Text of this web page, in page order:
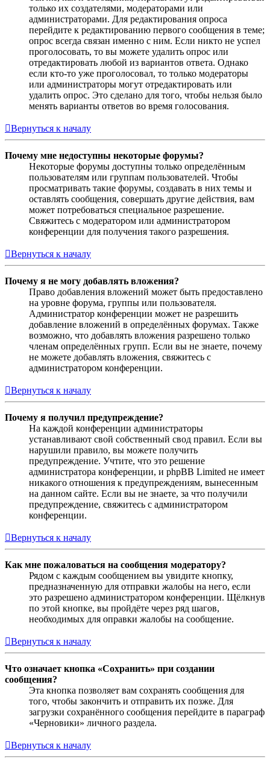
только их создателями, модераторами или
администраторами. Для редактирования опроса
перейдите к редактированию первого сообщения в теме;
опрос всегда связан именно с ним. Если никто не успел
проголосовать, то вы можете удалить опрос или
отредактировать любой из вариантов ответа. Однако
если кто-то уже проголосовал, то только модераторы
или администраторы могут отредактировать или
удалить опрос. Это сделано для того, чтобы нельзя было
менять варианты ответов во время голосования.
Вернуться к началу
Почему мне недоступны некоторые форумы?
Некоторые форумы доступны только определённым
пользователям или группам пользователей. Чтобы
просматривать такие форумы, создавать в них темы и
оставлять сообщения, совершать другие действия, вам
может потребоваться специальное разрешение.
Свяжитесь с модератором или администратором
конференции для получения такого разрешения.
Вернуться к началу
Почему я не могу добавлять вложения?
Право добавления вложений может быть предоставлено
на уровне форума, группы или пользователя.
Администратор конференции может не разрешить
добавление вложений в определённых форумах. Также
возможно, что добавлять вложения разрешено только
членам определённых групп. Если вы не знаете, почему
не можете добавлять вложения, свяжитесь с
администратором конференции.
Вернуться к началу
Почему я получил предупреждение?
На каждой конференции администраторы
устанавливают свой собственный свод правил. Если вы
нарушили правило, вы можете получить
предупреждение. Учтите, что это решение
администратора конференции, и phpBB Limited не имеет
никакого отношения к предупреждениям, вынесенным
на данном сайте. Если вы не знаете, за что получили
предупреждение, свяжитесь с администратором
конференции.
Вернуться к началу
Как мне пожаловаться на сообщения модератору?
Рядом с каждым сообщением вы увидите кнопку,
предназначенную для отправки жалобы на него, если
это разрешено администратором конференции. Щёлкнув
по этой кнопке, вы пройдёте через ряд шагов,
необходимых для оправки жалобы на сообщение.
Вернуться к началу
Что означает кнопка «Сохранить» при создании
сообщения?
Эта кнопка позволяет вам сохранять сообщения для
того, чтобы закончить и отправить их позже. Для
загрузки сохранённого сообщения перейдите в параграф
«Черновики» личного раздела.
Вернуться к началу